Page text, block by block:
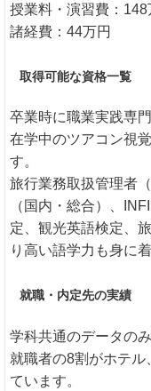
授業料・演習費：148
諸経費：44万円
取得可能な資格一覧
卒業時に職業実践専
在学中のツアコン視
す。
旅行業務取扱管理者
（国内・総合）、
定、観光英語検定、
り高い語学力も身に
就職・内定先の実績
学科共通のデータの
就職者の8割がホテ
ています。